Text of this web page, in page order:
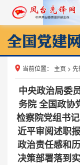
当前位置： 主页 > 先
中央政治局委
务院 全国政协
检察院党组书
近平审阅述职
政治责任感和
决策部署落到